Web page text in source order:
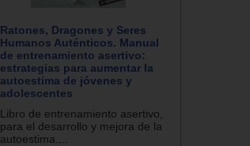
Ratones, Dragones y Seres
Humanos Auténticos. Manual
de entrenamiento asertivo:
estrategias para aumentar la
autoestima de jóvenes y
adolescentes
Libro de entrenamiento asertivo,
para el desarrollo y mejora de la
autoestima....